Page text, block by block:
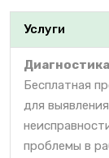
Услуги
Бесплатная
для
проблемы в